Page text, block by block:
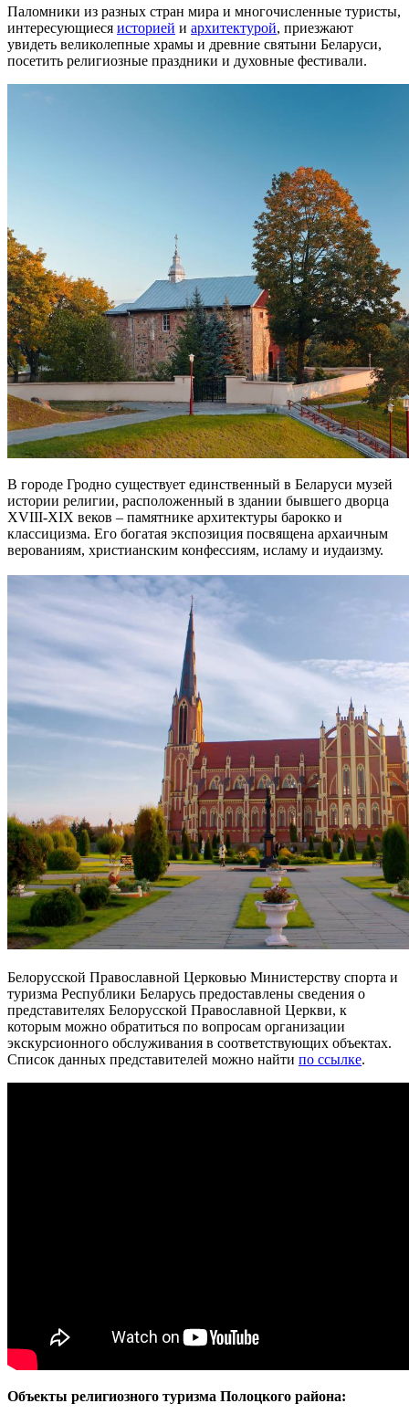
Паломники из разных стран мира и многочисленные туристы,
интересующиеся историей и архитектурой, приезжают
увидеть великолепные храмы и древние святыни Беларуси,
посетить религиозные праздники и духовные фестивали.
В городе Гродно существует единственный в Беларуси музей
истории религии, расположенный в здании бывшего дворца
XVIII-XIX веков – памятнике архитектуры барокко и
классицизма. Его богатая экспозиция посвящена архаичным
верованиям, христианским конфессиям, исламу и иудаизму.
Белорусской Православной Церковью Министерству спорта и
туризма Республики Беларусь предоставлены сведения о
представителях Белорусской Православной Церкви, к
которым можно обратиться по вопросам организации
экскурсионного обслуживания в соответствующих объектах.
Список данных представителей можно найти по ссылке.
Объекты религиозного туризма Полоцкого района: